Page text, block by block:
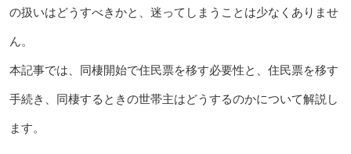
の扱いはどうすべきかと、迷ってしまうことは少なくありませ
ん。
本記事では、同棲開始で住民票を移す必要性と、住民票を移す
手続き、同棲するときの世帯主はどうするのかについて解説し
ます。